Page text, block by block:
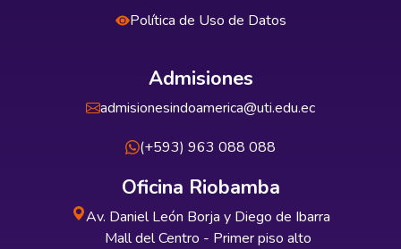
Política de Uso de Datos
Admisiones
admisionesindoamerica@uti.edu.ec
(+593) 963 088 088
Oficina Riobamba
Av. Daniel León Borja y Diego de Ibarra
Mall del Centro - Primer piso alto